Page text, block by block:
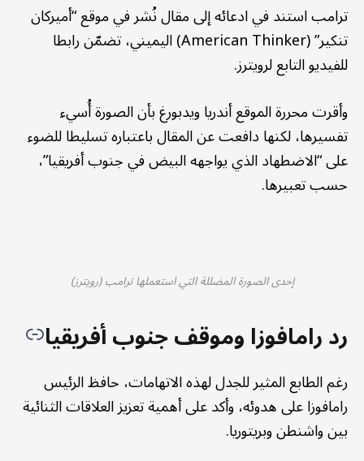
ترامب استند في ادعائه إلى مقال نُشر في موقع “أميركان
تنكير” (American Thinker) اليميني، تضمّن رابطا
للفيديو التابع لرويترز.
وأقرت محررة الموقع أندريا ويدبورغ بأن الصورة أُسيء
تفسيرها، لكنها دافعت عن المقال باعتباره تسليطا للضوء
على “الاضطهاد الذي يواجهه البيض في جنوب أفريقيا”،
حسب تعبيرها.
إحدى الصورة المضللة التي استعملها ترامب (رويترز)
رد رامافوزا وموقف جنوب أفريقيا
رغم الطابع المثير للجدل لهذه الاتهامات، حافظ الرئيس
رامافوزا على هدوئه، وأكد على أهمية تعزيز العلاقات الثنائية
بين واشنطن وبريتوريا.